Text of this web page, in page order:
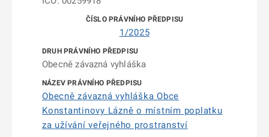
1/2025
Obecně závazná vyhláška
Obecně závazná vyhláška Obce
Konstantinovy Lázně o místním poplatku
za užívání veřejného prostranství